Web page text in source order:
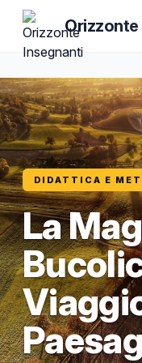
DIDATTICA E
La